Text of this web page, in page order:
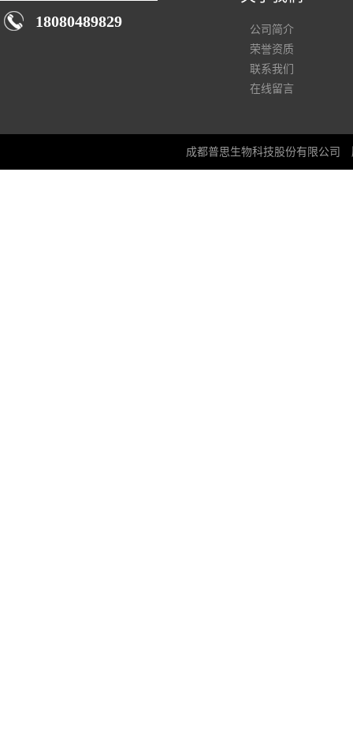
18080489829
公司简介
荣誉资质
联系我们
在线留言
成都普思生物科技股份有限公司